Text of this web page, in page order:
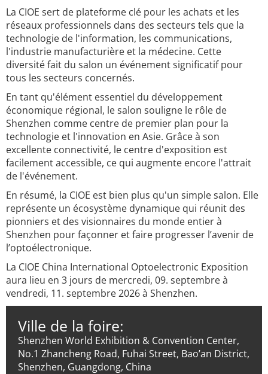
La CIOE sert de plateforme clé pour les achats et les
réseaux professionnels dans des secteurs tels que la
technologie de l'information, les communications,
l'industrie manufacturière et la médecine. Cette
diversité fait du salon un événement significatif pour
tous les secteurs concernés.
En tant qu'élément essentiel du développement
économique régional, le salon souligne le rôle de
Shenzhen comme centre de premier plan pour la
technologie et l'innovation en Asie. Grâce à son
excellente connectivité, le centre d'exposition est
facilement accessible, ce qui augmente encore l'attrait
de l'événement.
En résumé, la CIOE est bien plus qu'un simple salon. Elle
représente un écosystème dynamique qui réunit des
pionniers et des visionnaires du monde entier à
Shenzhen pour façonner et faire progresser l’avenir de
l’optoélectronique.
La CIOE China International Optoelectronic Exposition
aura lieu en 3 jours de mercredi, 09. septembre à
vendredi, 11. septembre 2026 à Shenzhen.
Ville de la foire:
Shenzhen World Exhibition & Convention Center,
No.1 Zhancheng Road, Fuhai Street, Bao’an District,
Shenzhen, Guangdong, China